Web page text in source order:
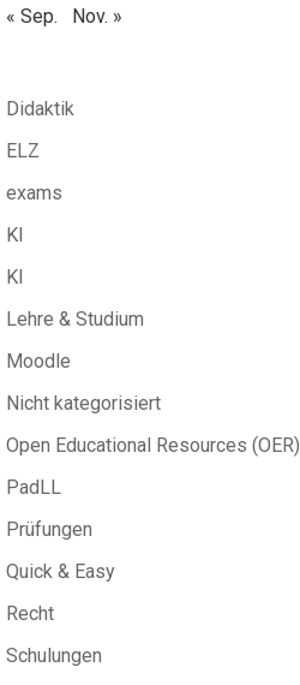
« Sep.
Nov. »
Didaktik
ELZ
exams
KI
KI
Lehre & Studium
Moodle
Nicht kategorisiert
Open Educational Resources (OER)
PadLL
Prüfungen
Quick & Easy
Recht
Schulungen